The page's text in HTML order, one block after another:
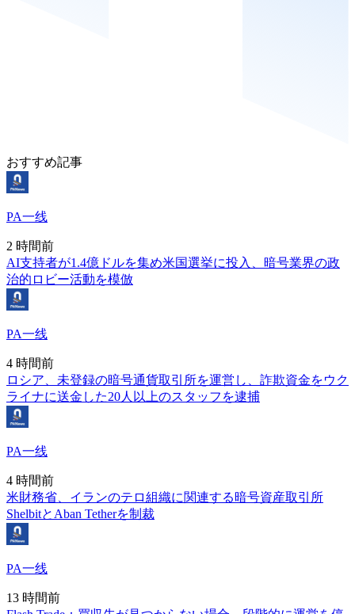
おすすめ記事
PA一线
2 時間前
AI支持者が1.4億ドルを集め米国選挙に投入、暗号業界の政
治的ロビー活動を模倣
PA一线
4 時間前
ロシア、未登録の暗号通貨取引所を運営し、詐欺資金をウク
ライナに送金した20人以上のスタッフを逮捕
PA一线
4 時間前
米財務省、イランのテロ組織に関連する暗号資産取引所
ShelbitとAban Tetherを制裁
PA一线
13 時間前